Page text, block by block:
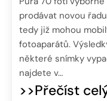
prodávat novou
tedy již mohou
fotoaparátů.
některé snímky
najdete v…
>>Přečíst